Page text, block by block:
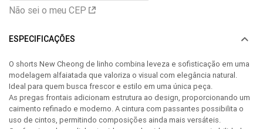
Não sei o meu CEP
ESPECIFICAÇÕES
O shorts New Cheong de linho combina leveza e sofisticação em uma
modelagem alfaiatada que valoriza o visual com elegância natural.
Ideal para quem busca frescor e estilo em uma única peça.
As pregas frontais adicionam estrutura ao design, proporcionando um
caimento refinado e moderno. A cintura com passantes possibilita o
uso de cintos, permitindo composições ainda mais versáteis.